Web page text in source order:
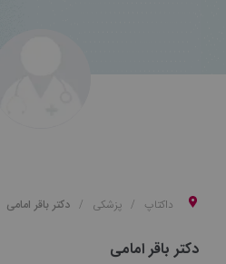
داکتاپ پزشکی دکتر باقر امامی
دکتر باقر امامی